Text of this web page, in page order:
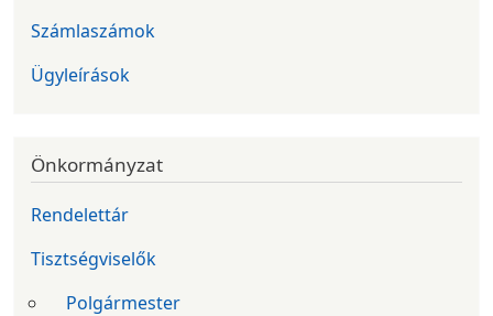
Számlaszámok
Ügyleírások
Önkormányzat
Rendelettár
Tisztségviselők
Polgármester